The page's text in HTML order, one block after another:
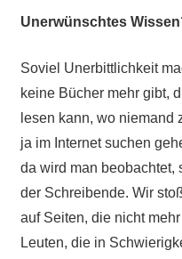
Unerwünschtes
Soviel Unerbittlichkeit
keine Bücher mehr gibt,
lesen kann, wo niemand
ja im Internet suchen
da wird man beobachtet,
der Schreibende. Wir
auf Seiten, die nicht
Leuten, die in